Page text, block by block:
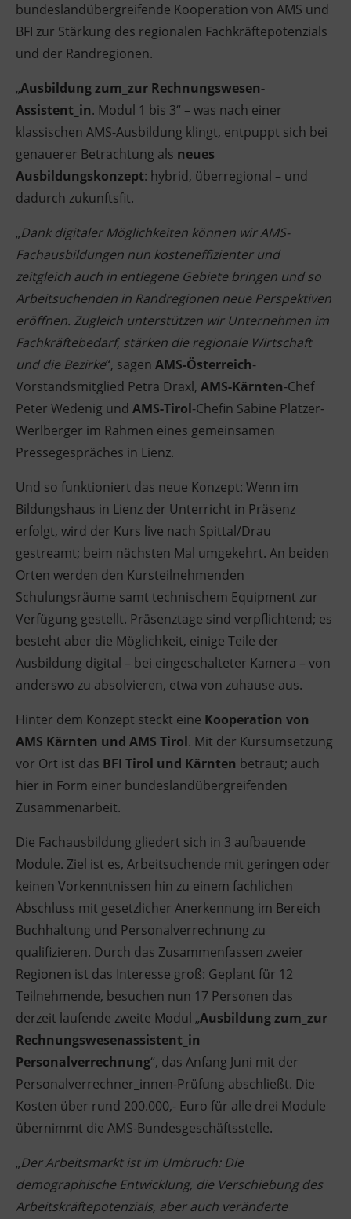
Ingenieurzertifizierung
Deutsch und Integration
Digitales Lernen
BFI Reutte
bundeslandübergreifende Kooperation von AMS und
BFI zur Stärkung des regionalen Fachkräftepotenzials
und der Randregionen.
„Ausbildung zum_zur Rechnungswesen-
Assistent_in. Modul 1 bis 3“ – was nach einer
klassischen AMS-Ausbildung klingt, entpuppt sich bei
genauerer Betrachtung als neues
Ausbildungskonzept: hybrid, überregional – und
dadurch zukunftsfit.
„Dank digitaler Möglichkeiten können wir AMS-
Fachausbildungen nun kosteneffizienter und
zeitgleich auch in entlegene Gebiete bringen und so
Arbeitsuchenden in Randregionen neue Perspektiven
eröffnen. Zugleich unterstützen wir Unternehmen im
Fachkräftebedarf, stärken die regionale Wirtschaft
und die Bezirke“, sagen AMS-Österreich-
Vorstandsmitglied Petra Draxl, AMS-Kärnten-Chef
Peter Wedenig und AMS-Tirol-Chefin Sabine Platzer-
Werlberger im Rahmen eines gemeinsamen
Pressegespräches in Lienz.
Und so funktioniert das neue Konzept: Wenn im
Bildungshaus in Lienz der Unterricht in Präsenz
erfolgt, wird der Kurs live nach Spittal/Drau
gestreamt; beim nächsten Mal umgekehrt. An beiden
Orten werden den Kursteilnehmenden
Schulungsräume samt technischem Equipment zur
Verfügung gestellt. Präsenztage sind verpflichtend; es
besteht aber die Möglichkeit, einige Teile der
Ausbildung digital – bei eingeschalteter Kamera – von
anderswo zu absolvieren, etwa von zuhause aus.
Hinter dem Konzept steckt eine Kooperation von
AMS Kärnten und AMS Tirol. Mit der Kursumsetzung
vor Ort ist das BFI Tirol und Kärnten betraut; auch
hier in Form einer bundeslandübergreifenden
Zusammenarbeit.
Die Fachausbildung gliedert sich in 3 aufbauende
Module. Ziel ist es, Arbeitsuchende mit geringen oder
keinen Vorkenntnissen hin zu einem fachlichen
Abschluss mit gesetzlicher Anerkennung im Bereich
Buchhaltung und Personalverrechnung zu
qualifizieren. Durch das Zusammenfassen zweier
Regionen ist das Interesse groß: Geplant für 12
Teilnehmende, besuchen nun 17 Personen das
derzeit laufende zweite Modul „Ausbildung zum_zur
Rechnungswesenassistent_in
Personalverrechnung“, das Anfang Juni mit der
Personalverrechner_innen-Prüfung abschließt. Die
Kosten über rund 200.000,- Euro für alle drei Module
übernimmt die AMS-Bundesgeschäftsstelle.
„Der Arbeitsmarkt ist im Umbruch: Die
demographische Entwicklung, die Verschiebung des
Arbeitskräftepotenzials, aber auch veränderte